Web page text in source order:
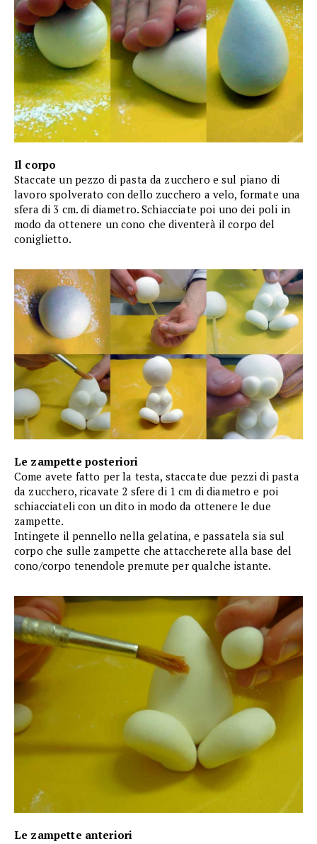
Il corpo
Staccate un pezzo di pasta da zucchero e sul piano di
lavoro spolverato con dello zucchero a velo, formate una
sfera di 3 cm. di diametro. Schiacciate poi uno dei poli in
modo da ottenere un cono che diventerà il corpo del
coniglietto.
Le zampette posteriori
Come avete fatto per la testa, staccate due pezzi di pasta
da zucchero, ricavate 2 sfere di 1 cm di diametro e poi
schiacciateli con un dito in modo da ottenere le due
zampette.
Intingete il pennello nella gelatina, e passatela sia sul
corpo che sulle zampette che attaccherete alla base del
cono/corpo tenendole premute per qualche istante.
Le zampette anteriori